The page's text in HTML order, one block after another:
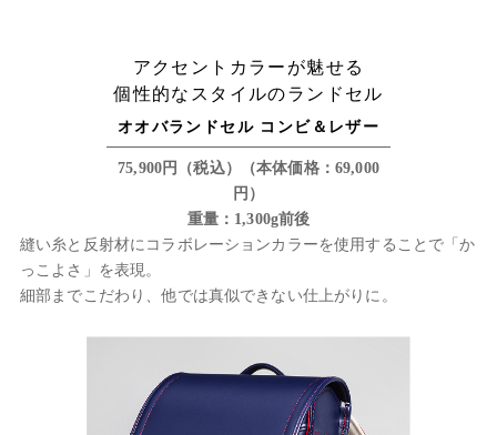
アクセントカラーが魅せる
個性的なスタイルのランドセル
オオバランドセル コンビ＆レザー
75,900円（税込）（本体価格：69,000
円）
重量：1,300g前後
縫い糸と反射材にコラボレーションカラーを使用することで「か
っこよさ」を表現。
細部までこだわり、他では真似できない仕上がりに。